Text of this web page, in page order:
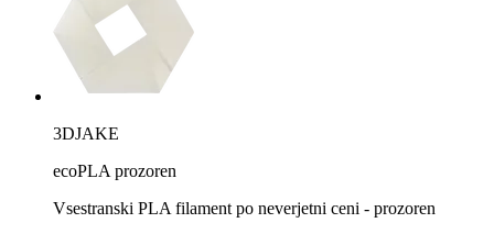
3DJAKE
ecoPLA prozoren
Vsestranski PLA filament po neverjetni ceni - prozoren